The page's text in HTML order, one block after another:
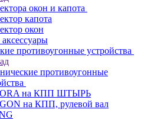
окон и капота
капота
окон
противоугонные устройства
противоугонные
на КПП ШТЫРЬ
на КПП, рулевой вал